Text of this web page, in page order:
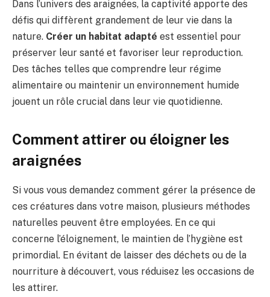
Dans l’univers des araignées, la captivité apporte des
défis qui diffèrent grandement de leur vie dans la
nature. Créer un habitat adapté est essentiel pour
préserver leur santé et favoriser leur reproduction.
Des tâches telles que comprendre leur régime
alimentaire ou maintenir un environnement humide
jouent un rôle crucial dans leur vie quotidienne.
Comment attirer ou éloigner les
araignées
Si vous vous demandez comment gérer la présence de
ces créatures dans votre maison, plusieurs méthodes
naturelles peuvent être employées. En ce qui
concerne l’éloignement, le maintien de l’hygiène est
primordial. En évitant de laisser des déchets ou de la
nourriture à découvert, vous réduisez les occasions de
les attirer.